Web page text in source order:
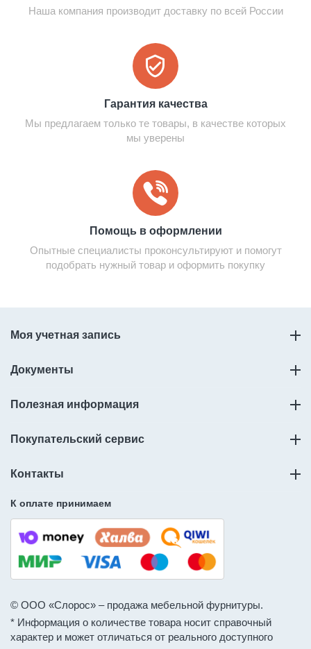
Наша компания производит доставку по всей России
Гарантия качества
Мы предлагаем только те товары, в качестве которых
мы уверены
Помощь в оформлении
Опытные специалисты проконсультируют и помогут
подобрать нужный товар и оформить покупку
Моя учетная запись
Документы
Полезная информация
Покупательский сервис
Контакты
К оплате принимаем
© ООО «Слорос» – продажа мебельной фурнитуры.
* Информация о количестве товара носит справочный
характер и может отличаться от реального доступного